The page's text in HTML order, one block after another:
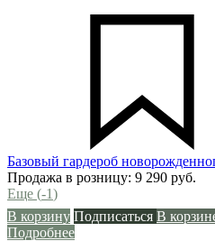
Базовый гардероб
Продажа в розницу: 9 290 руб.
Еще (-1)
В корзину Подписаться В
Подробнее